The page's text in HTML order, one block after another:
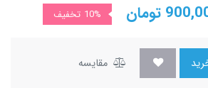
تومان 10% تخفیف
مقایسه